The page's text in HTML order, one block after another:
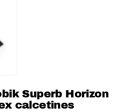
Superb Horizon
calcetines